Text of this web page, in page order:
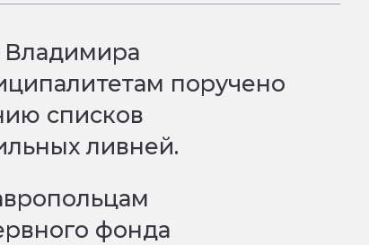
Владимира
поручено
списков
ливней.
фонда